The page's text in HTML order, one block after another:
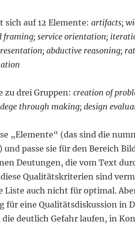
auf 12 Elemente: artifacts;
service orientation;
abductive reasoning;
zu drei Gruppen: creation of
through making; design
„Elemente“ (das sind die
passe sie für den Bereich
Deutungen, die vom Text
Qualitätskriterien sind
Liste auch nicht für optimal.
für eine Qualitätsdiskussion in
deutlich Gefahr laufen, in